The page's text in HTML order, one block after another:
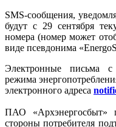
SMS-сообщения,
будут с 29 сентября
номера (номер может
виде псевдонима
Электронные письма с
режима
электронного адреса
ПАО «Архэнергосбыт»
стороны потребителя